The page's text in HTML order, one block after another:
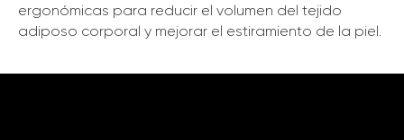
ergonómicas para reducir el volumen del tejido
adiposo corporal y mejorar el estiramiento de la piel.